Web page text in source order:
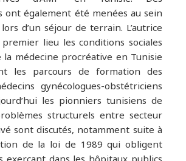
ont également été menées au sein
d’un séjour de terrain. L’autrice
lieu les conditions sociales
la médecine procréative en Tunisie
les parcours de formation des
gynécologues-obstétriciens
les pionniers tunisiens de
structurels entre secteur
sont discutés, notamment suite à
de la loi de 1989 qui obligent